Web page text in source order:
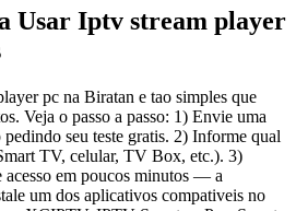
Usar Iptv stream player
pc na Biratan e tao simples que
Veja o passo a passo: 1) Envie uma
seu teste gratis. 2) Informe qual
TV, celular, TV Box, etc.). 3)
acesso em poucos minutos — a
um dos aplicativos compativeis no